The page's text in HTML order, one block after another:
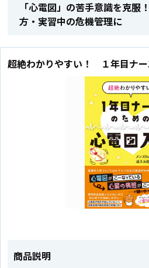
「心電図」の苦手意識を克服
方・実習中の危機管理に
超絶わかりやすい！ １年目ナー
商品説明